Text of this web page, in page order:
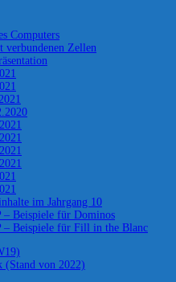
Computers
Zellen
im Jahrgang 10
– Beispiele für Dominos
– Beispiele für Fill in the Blanc
(Stand von 2022)